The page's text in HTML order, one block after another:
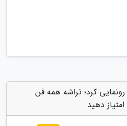
به "اپل از مک بوک ایر M5 رونمایی کرد؛ تراشه همه فن